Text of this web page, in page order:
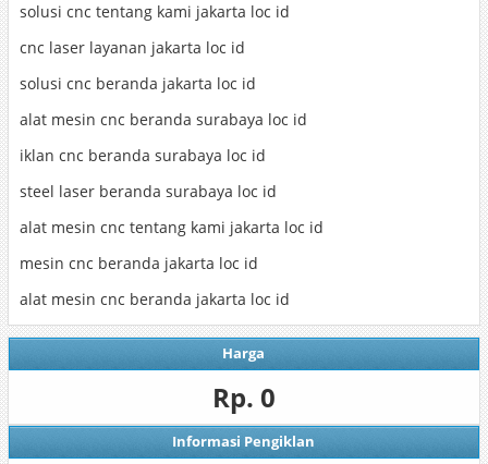
solusi cnc tentang kami jakarta loc id
cnc laser layanan jakarta loc id
solusi cnc beranda jakarta loc id
alat mesin cnc beranda surabaya loc id
iklan cnc beranda surabaya loc id
steel laser beranda surabaya loc id
alat mesin cnc tentang kami jakarta loc id
mesin cnc beranda jakarta loc id
alat mesin cnc beranda jakarta loc id
Harga
Rp. 0
Informasi Pengiklan